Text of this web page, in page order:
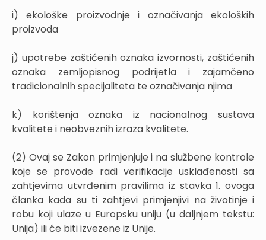
i) ekološke proizvodnje i označivanja ekoloških
proizvoda
j) upotrebe zaštićenih oznaka izvornosti, zaštićenih
oznaka zemljopisnog podrijetla i zajamčeno
tradicionalnih specijaliteta te označivanja njima
k) korištenja oznaka iz nacionalnog sustava
kvalitete i neobveznih izraza kvalitete.
(2) Ovaj se Zakon primjenjuje i na službene kontrole
koje se provode radi verifikacije usklađenosti sa
zahtjevima utvrđenim pravilima iz stavka 1. ovoga
članka kada su ti zahtjevi primjenjivi na životinje i
robu koji ulaze u Europsku uniju (u daljnjem tekstu:
Unija) ili će biti izvezene iz Unije.